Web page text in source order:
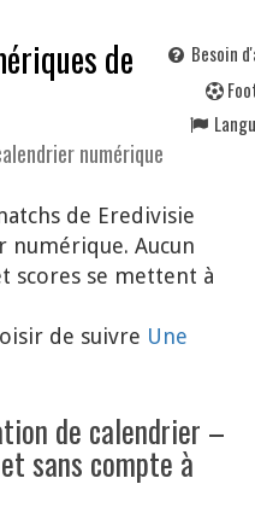
de
numérique
Besoin
F
de Eredivisie
numérique. Aucun
scores se mettent à
de suivre Une
de calendrier –
sans compte à